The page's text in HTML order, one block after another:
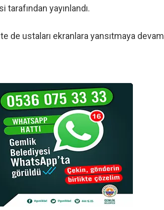
yayınlandı.
ustaları ekranlara yansıtmaya devam